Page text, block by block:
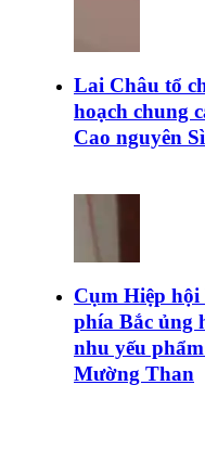
Lai Châu tổ
hoạch chung
Cao nguyên
Cụm Hiệp
phía Bắc ủng
nhu yếu
Mường Than